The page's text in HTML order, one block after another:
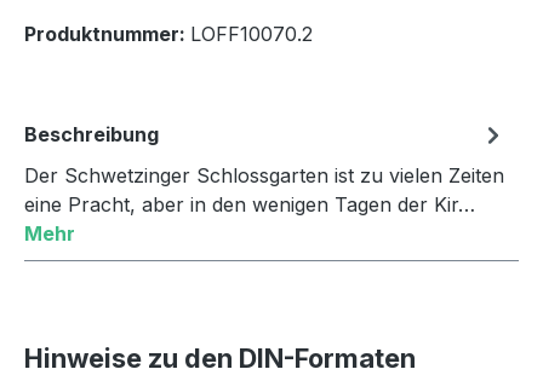
Produktnummer: LOFF10070.2
Beschreibung
Der Schwetzinger Schlossgarten ist zu vielen Zeiten
eine Pracht, aber in den wenigen Tagen der Kir…
Mehr
Hinweise zu den DIN-Formaten